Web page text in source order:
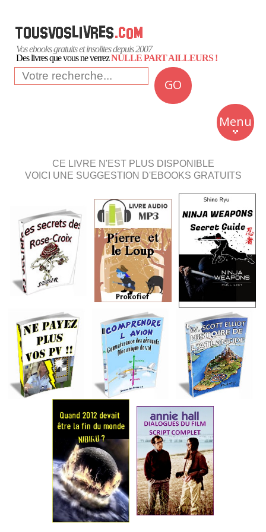
Vos ebooks gratuits et insolites depuis 2007
Des livres que vous ne verrezNULLE PART AILLEURS !
GO
Menu
Insolite
Business
Romans
Quotidien
CE LIVRE N'EST PLUS DISPONIBLE
VOICI UNE SUGGESTION D'EBOOKS GRATUITS